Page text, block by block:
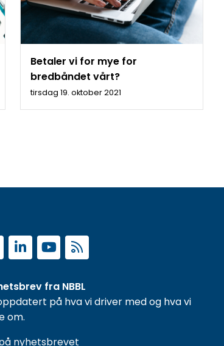
Betaler vi for mye for
bredbåndet vårt?
tirsdag 19. oktober 2021
fra NBBL
på hva vi driver med og hva vi
om.
nyhetsbrevet